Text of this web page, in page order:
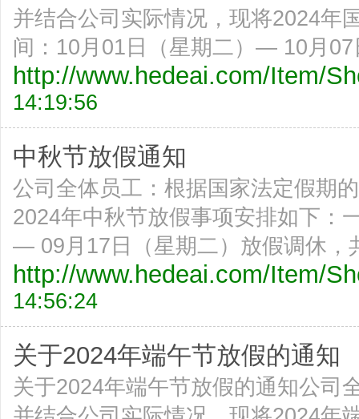
并结合公司实际情况，现将2024年
间：10月01日（星期二）— 10月07
http://www.hedeai.com/Item/
14:19:56
中秋节放假通知
公司全体员工：根据国家法定假期
2024年中秋节放假事项安排如下：
— 09月17日（星期二）放假调休，
http://www.hedeai.com/Item/
14:56:24
关于2024年端午节放假的通知
关于2024年端午节放假的通知公司